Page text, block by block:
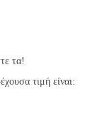
τα!
τιμή είναι: